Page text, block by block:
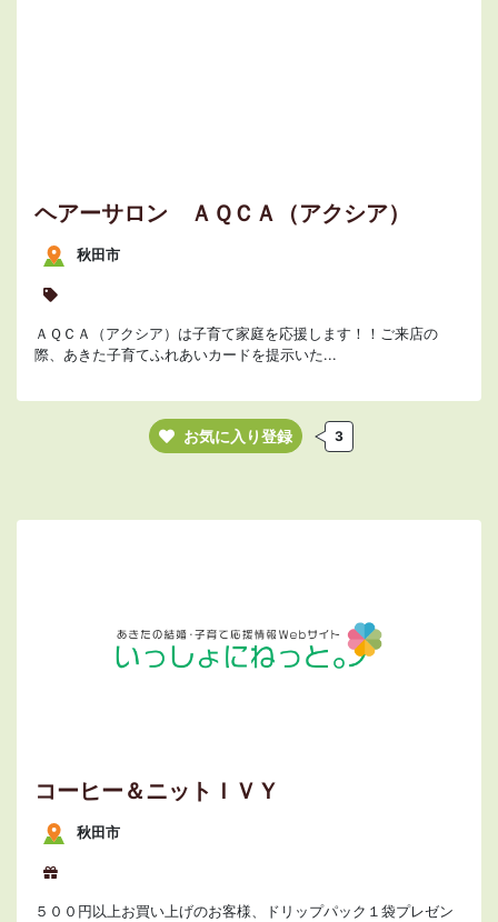
ヘアーサロン ＡＱＣＡ（アクシア）
秋田市
ＡＱＣＡ（アクシア）は子育て家庭を応援します！！ご来店の
際、あきた子育てふれあいカードを提示いた...
お気に入り登録 3
コーヒー＆ニットＩＶＹ
秋田市
５００円以上お買い上げのお客様、ドリップパック１袋プレゼン